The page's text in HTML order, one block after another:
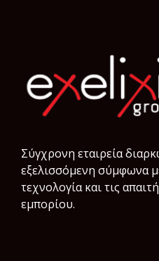
Σύγχρονη εταιρεία
εξελισσόμενη σύμφωνα
τεχνολογία και τις
εμπορίου.